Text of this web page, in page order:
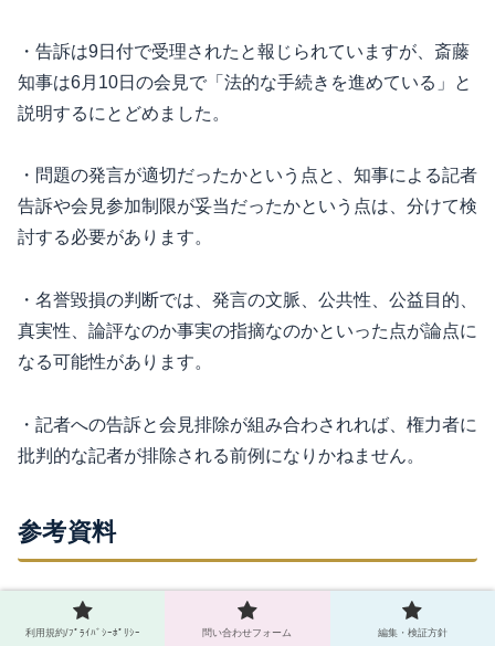
・告訴は9日付で受理されたと報じられていますが、斎藤
知事は6月10日の会見で「法的な手続きを進めている」と
説明するにとどめました。
・問題の発言が適切だったかという点と、知事による記者
告訴や会見参加制限が妥当だったかという点は、分けて検
討する必要があります。
・名誉毀損の判断では、発言の文脈、公共性、公益目的、
真実性、論評なのか事実の指摘なのかといった点が論点に
なる可能性があります。
・記者への告訴と会見排除が組み合わされれば、権力者に
批判的な記者が排除される前例になりかねません。
参考資料
利用規約/ﾌﾟﾗｲﾊﾞｼｰﾎﾟﾘｼｰ 問い合わせフォーム 編集・検証方針